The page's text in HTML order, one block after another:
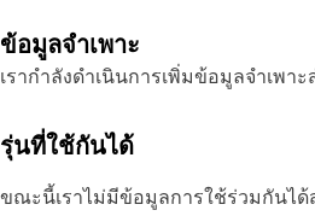
ข้อมูลจำเพาะ
เรากำลังดำเนินการเพิ่มข้อมูลจำเพา
รุ่นที่ใช้กันได้
ขณะนี้เราไม่มีข้อมูลการใช้ร่วมกันไ